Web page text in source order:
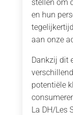
stellen om
en hun
aan onze
Dankzij dit
potentiële
La DH/Les